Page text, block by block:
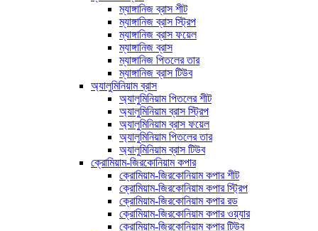
ম্যাঙ্গানিজ ব্রাস শীট
ম্যাঙ্গানিজ ব্রাস স্ট্রিপ
ম্যাঙ্গানিজ ব্রাস ফয়েল
ম্যাঙ্গানিজ ব্রাস
ম্যাঙ্গানিজ পিতলের তার
ম্যাঙ্গানিজ ব্রাস টিউব
অ্যালুমিনিয়াম ব্রাস
অ্যালুমিনিয়াম পিতলের শীট
অ্যালুমিনিয়াম ব্রাস স্ট্রিপ
অ্যালুমিনিয়াম ব্রাস ফয়েল
অ্যালুমিনিয়াম পিতলের তার
অ্যালুমিনিয়াম ব্রাস টিউব
ক্রোমিয়াম-জিরকোনিয়াম কপার
ক্রোমিয়াম-জিরকোনিয়াম কপার শীট
ক্রোমিয়াম-জিরকোনিয়াম কপার স্ট্রিপ
ক্রোমিয়াম-জিরকোনিয়াম কপার রড
ক্রোমিয়াম-জিরকোনিয়াম কপার ওয়্যার
ক্রোমিয়াম-জিরকোনিয়াম কপার টিউব